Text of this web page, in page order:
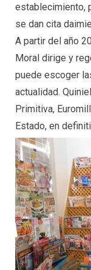
establecimiento,
se dan cita
A partir del año
Moral dirige y
puede escoger
actualidad.
Primitiva,
Estado, en